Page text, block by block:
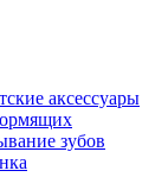
аксессуары
зубов